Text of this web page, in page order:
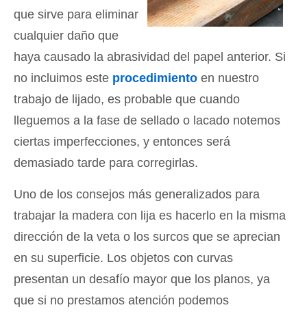
que sirve para eliminar
cualquier daño que
haya causado la abrasividad del papel anterior. Si
no incluimos este procedimiento en nuestro
trabajo de lijado, es probable que cuando
lleguemos a la fase de sellado o lacado notemos
ciertas imperfecciones, y entonces será
demasiado tarde para corregirlas.
Uno de los consejos más generalizados para
trabajar la madera con lija es hacerlo en la misma
dirección de la veta o los surcos que se aprecian
en su superficie. Los objetos con curvas
presentan un desafío mayor que los planos, ya
que si no prestamos atención podemos